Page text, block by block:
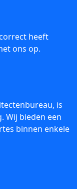
heeft
ons op.
is
Wij bieden een
binnen enkele